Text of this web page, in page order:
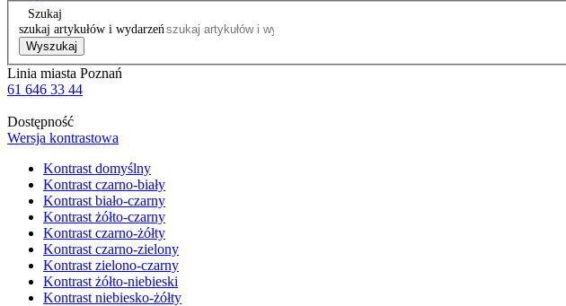
Szukaj
szukaj artykułów i wydarzeń
Wyszukaj
Linia miasta Poznań
61 646 33 44
Dostępność
Wersja kontrastowa
Kontrast domyślny
Kontrast czarno-biały
Kontrast biało-czarny
Kontrast żółto-czarny
Kontrast czarno-żółty
Kontrast czarno-zielony
Kontrast zielono-czarny
Kontrast żółto-niebieski
Kontrast niebiesko-żółty